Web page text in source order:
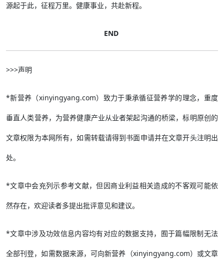
源起于此，征程万里。健康事业，共赴新程。
END
>>>声明
*新营养（xinyingyang.com）致力于秉承循征营养学的理念，重度
垂直人类营养，为营养健康产业从业者架起沟通的桥梁，标明原创的
文章权限为本网所有，如需转载请得到书面申请并在文章开头注明出
处。
*文章中会充列示参考文献，但因商业利益相关造成的不客观可能依
然存在，欢迎读者多提出批评意见和建议。
*文章中涉及功效信息内容均有对应的数据支持，囿于篇幅限制无法
全部刊登，如需数据来源，可向新营养（xinyingyang.com）或文章